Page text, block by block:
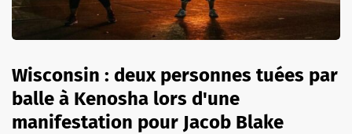
Wisconsin : deux personnes tuées par
balle à Kenosha lors d'une
manifestation pour Jacob Blake